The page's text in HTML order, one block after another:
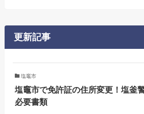
更新記事
塩竈市
塩竈市で免許証の住所変更！塩釜
必要書類